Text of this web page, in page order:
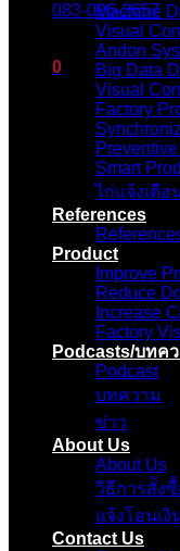
083-096-2657
0
ตะกร้าสินค้า
ไม่มีสินค้าในตะ
Machine
Visual
Andon
Big Data
Visual
Factory
Smart
ไก่แจ้งเตือ
References
Product
Improve
Reduce
Increase
Factory
Podcasts/บทค
Podcast
บทความ
ข่าว
About Us
About Us
วิธีการสั้ง
แจ้งโอนเงิ
Contact Us